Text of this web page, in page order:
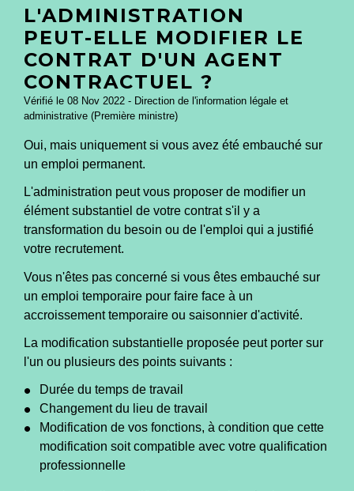
L'ADMINISTRATION
PEUT-ELLE MODIFIER LE
CONTRAT D'UN AGENT
CONTRACTUEL ?
Vérifié le 08 Nov 2022 - Direction de l'information légale et
administrative (Première ministre)
Oui, mais uniquement si vous avez été embauché sur
un emploi permanent.
L'administration peut vous proposer de modifier un
élément substantiel de votre contrat s'il y a
transformation du besoin ou de l'emploi qui a justifié
votre recrutement.
Vous n'êtes pas concerné si vous êtes embauché sur
un emploi temporaire pour faire face à un
accroissement temporaire ou saisonnier d'activité.
La modification substantielle proposée peut porter sur
l'un ou plusieurs des points suivants :
Durée du temps de travail
Changement du lieu de travail
Modification de vos fonctions, à condition que cette
modification soit compatible avec votre qualification
professionnelle